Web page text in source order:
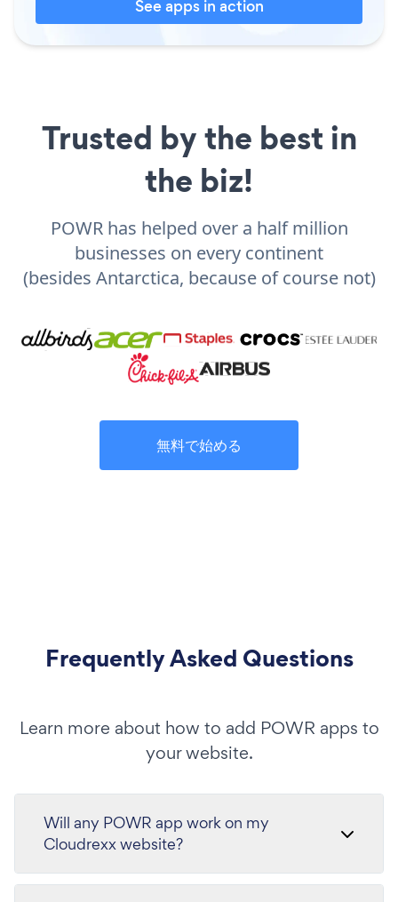
See apps in action
Trusted by the best in
the biz!
POWR has helped over a half million
businesses on every continent
(besides Antarctica, because of course not)
無料で始める
Frequently Asked Questions
Learn more about how to add POWR apps to
your website.
Will any POWR app work on my
Cloudrexx website?